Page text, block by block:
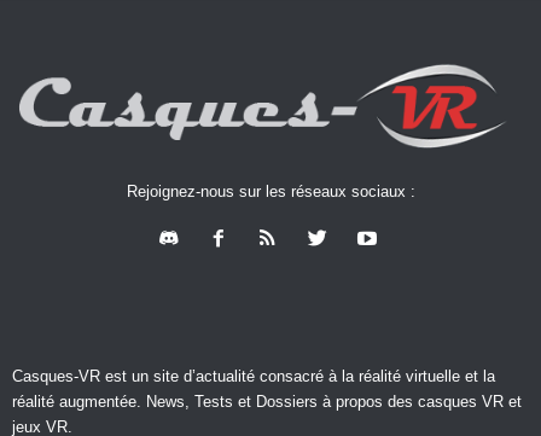
Rejoignez-nous sur les réseaux sociaux :
Casques-VR est un site d’actualité consacré à la réalité virtuelle et la
réalité augmentée. News, Tests et Dossiers à propos des casques VR et
jeux VR.